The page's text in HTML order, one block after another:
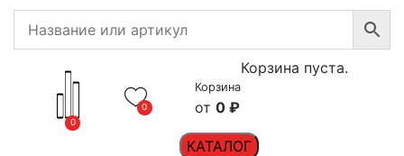
0
0
Корзина
0 ₽
Корзина пуста.
КАТАЛОГ